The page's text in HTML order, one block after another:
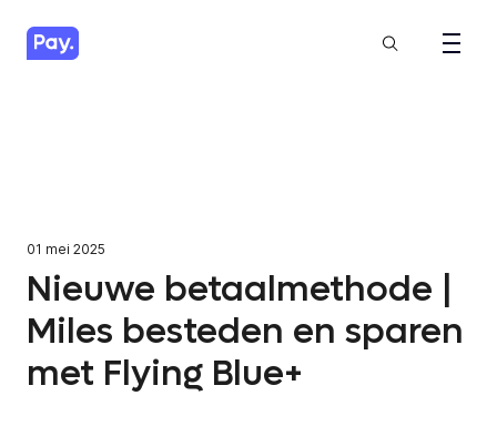
01 mei 2025
Nieuwe betaalmethode |
Miles besteden en sparen
met Flying Blue+